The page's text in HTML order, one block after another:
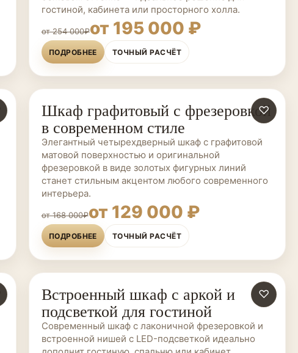
гостиной, кабинета или просторного холла.
от 254 000₽от 195 000 ₽
ПОДРОБНЕЕ ТОЧНЫЙ РАСЧЁТ
ШКАФЫ НА ЗАКАЗ ♡
Шкаф графитовый с фрезеровкой
в современном стиле
Элегантный четырехдверный шкаф с графитовой
матовой поверхностью и оригинальной
фрезеровкой в виде золотых фигурных линий
станет стильным акцентом любого современного
интерьера.
от 168 000₽от 129 000 ₽
ПОДРОБНЕЕ ТОЧНЫЙ РАСЧЁТ
ШКАФЫ НА ЗАКАЗ ♡
Встроенный шкаф с аркой и
подсветкой для гостиной
Современный шкаф с лаконичной фрезеровкой и
встроенной нишей с LED-подсветкой идеально